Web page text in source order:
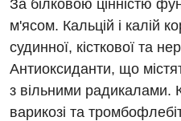
Онкологічне відділлення
Оториноларингологія
Офтальмологічне
Проктологія
За білковою цінністю
м'ясом. Кальцій і калій
судинної, кісткової та
Антиоксиданти, що
з вільними радикалами.
варикозі та